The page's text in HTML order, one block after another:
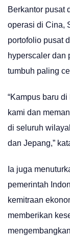
Berkantor pusat
operasi di Cina,
portofolio pusat
hyperscaler dan
tumbuh paling
“Kampus baru
kami dan
di seluruh
dan Jepang,”
Ia juga
pemerintah
kemitraan
memberikan